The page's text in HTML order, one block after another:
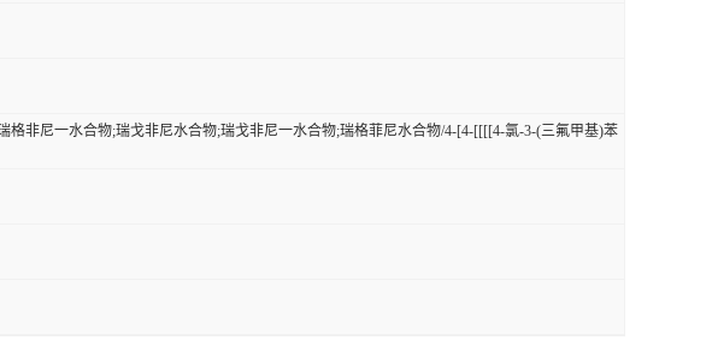
非尼一水合物;瑞戈非尼水合物;瑞戈非尼一水合物;瑞格菲尼水合物/4-[4-[[[[4-氯-3-(三氟甲基)苯